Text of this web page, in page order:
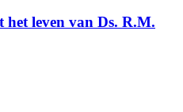
het leven van Ds. R.M.